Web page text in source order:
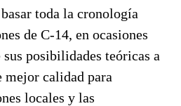
toda la cronología
de C-14, en ocasiones
posibilidades teóricas a
mejor calidad para
locales y las